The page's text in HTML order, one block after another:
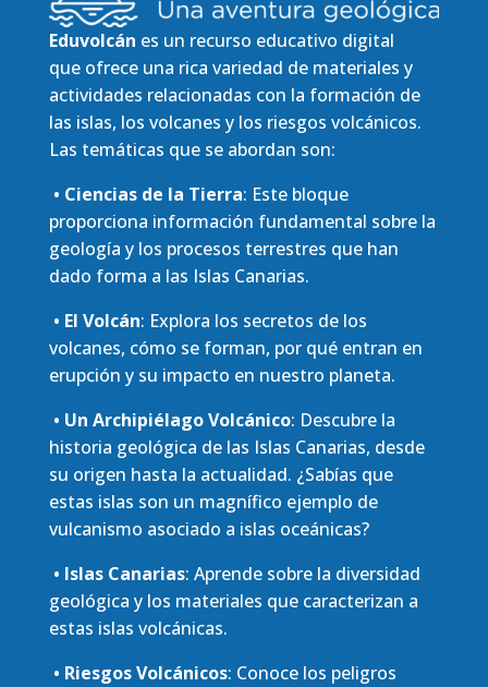
Eduvolcán es un recurso educativo digital
que ofrece una rica variedad de materiales y
actividades relacionadas con la formación de
las islas, los volcanes y los riesgos volcánicos.
Las temáticas que se abordan son:
• Ciencias de la Tierra: Este bloque
proporciona información fundamental sobre la
geología y los procesos terrestres que han
dado forma a las Islas Canarias.
• El Volcán: Explora los secretos de los
volcanes, cómo se forman, por qué entran en
erupción y su impacto en nuestro planeta.
• Un Archipiélago Volcánico: Descubre la
historia geológica de las Islas Canarias, desde
su origen hasta la actualidad. ¿Sabías que
estas islas son un magnífico ejemplo de
vulcanismo asociado a islas oceánicas?
• Islas Canarias: Aprende sobre la diversidad
geológica y los materiales que caracterizan a
estas islas volcánicas.
• Riesgos Volcánicos: Conoce los peligros